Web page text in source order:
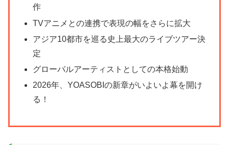
作
TVアニメとの連携で表現の幅をさらに拡大
アジア10都市を巡る史上最大のライブツアー決
定
グローバルアーティストとしての本格始動
2026年、YOASOBIの新章がいよいよ幕を開け
る！